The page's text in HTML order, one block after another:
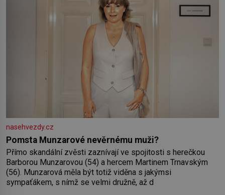
nasehvezdy.cz
Pomsta Munzarové nevěrnému muži?
Přímo skandální zvěsti zaznívají ve spojitosti s herečkou
Barborou Munzarovou (54) a hercem Martinem Trnavským
(56). Munzarová měla být totiž viděna s jakýmsi
sympaťákem, s nímž se velmi družně, až d